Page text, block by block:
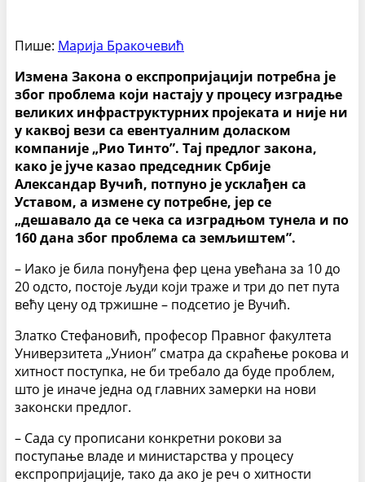
Пише: Марија Бракочевић
Измена Закона о експропријацији потребна је
због проблема који настају у процесу изградње
великих инфраструктурних пројеката и није ни
у каквој вези са евентуалним доласком
компаније „Рио Тинто”. Тај предлог закона,
како је јуче казао председник Србије
Александар Вучић, потпуно је усклађен са
Уставом, а измене су потребне, јер се
„дешавало да се чека са изградњом тунела и по
160 дана због проблема са земљиштем”.
– Иако је била понуђена фер цена увећана за 10 до
20 одсто, постоје људи који траже и три до пет пута
већу цену од тржишне – подсетио је Вучић.
Златко Стефановић, професор Правног факултета
Универзитета „Унион” сматра да скраћење рокова и
хитност поступка, не би требало да буде проблем,
што је иначе једна од главних замерки на нови
законски предлог.
– Сада су прописани конкретни рокови за
поступање владе и министарства у процесу
експропријације, тако да ако је реч о хитности